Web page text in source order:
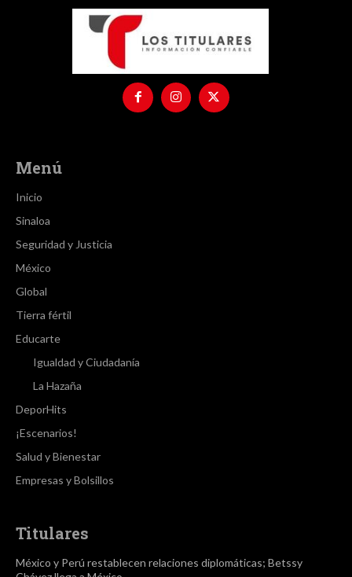
Menú
Inicio
Sinaloa
Seguridad y Justicia
México
Global
Tierra fértil
Educarte
Igualdad y Ciudadanía
La Hazaña
DeporHits
¡Escenarios!
Salud y Bienestar
Empresas y Bolsillos
Titulares
México y Perú restablecen relaciones diplomáticas; Betssy